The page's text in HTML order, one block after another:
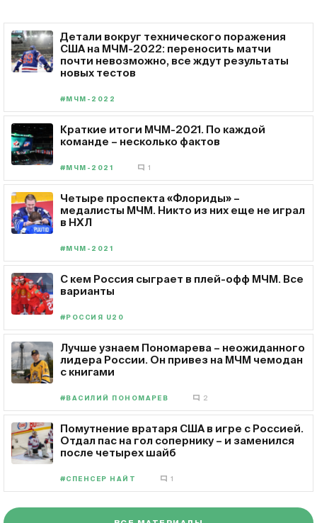
Детали вокруг технического поражения
США на МЧМ-2022: переносить матчи
почти невозможно, все ждут результаты
новых тестов
#МЧМ-2022
Краткие итоги МЧМ-2021. По каждой
команде – несколько фактов
#МЧМ-2021 1
Четыре проспекта «Флориды» –
медалисты МЧМ. Никто из них еще не играл
в НХЛ
#МЧМ-2021
С кем Россия сыграет в плей-офф МЧМ. Все
варианты
#РОССИЯ U20
Лучше узнаем Пономарева – неожиданного
лидера России. Он привез на МЧМ чемодан
с книгами
#ВАСИЛИЙ ПОНОМАРЕВ 2
Помутнение вратаря США в игре с Россией.
Отдал пас на гол сопернику – и заменился
после четырех шайб
#СПЕНСЕР НАЙТ 1